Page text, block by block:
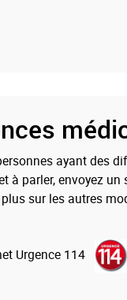
ayant des
à parler, envoyez un
sur les autres
Urgence 114